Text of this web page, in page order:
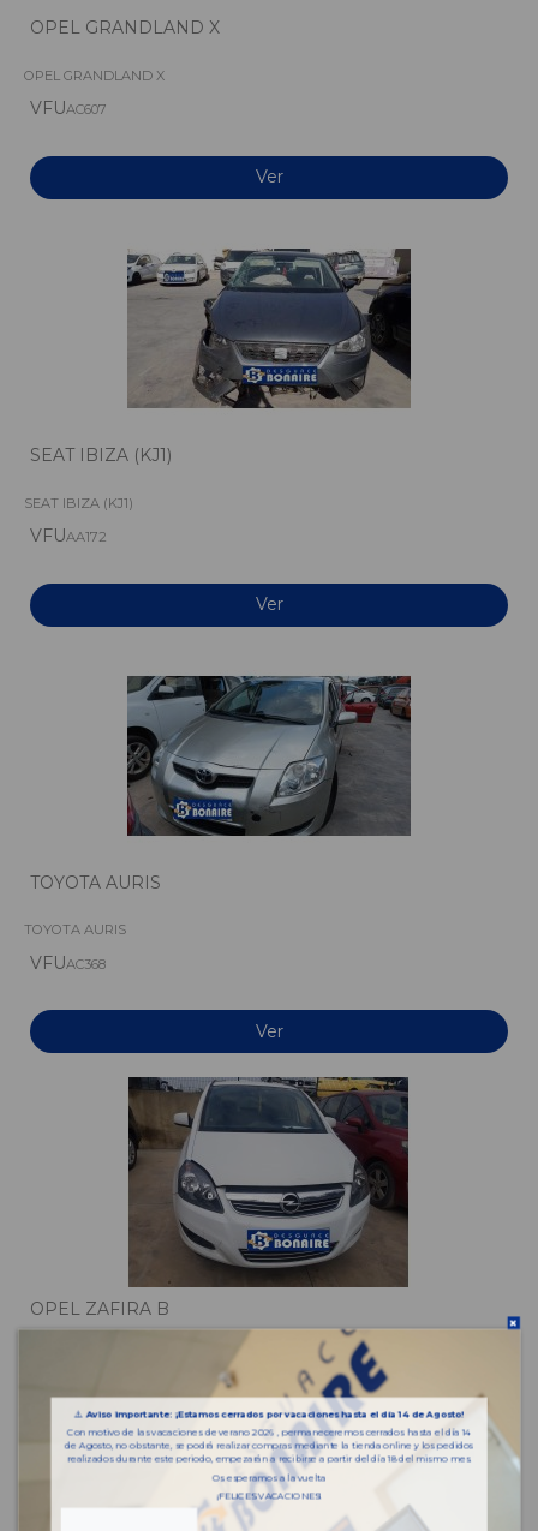
OPEL GRANDLAND X
OPEL GRANDLAND X
VFUAC607
Ver
SEAT IBIZA (KJ1)
SEAT IBIZA (KJ1)
VFUAA172
Ver
TOYOTA AURIS
TOYOTA AURIS
VFUAC368
Ver
OPEL ZAFIRA B
Ver
⚠️Aviso importante: ¡Estamos cerrados por vacaciones hasta el día 14 de Agosto!
Con motivo de las vacaciones de verano 2026 , permaneceremos cerrados hasta el día 14
de Agosto, no obstante, se podrá realizar compras mediante la tienda online y los pedidos
realizados durante este periodo, empezarán a recibirse a partir del día 18 del mismo mes.
Os esperamos a la vuelta
¡FELICES VACACIONES!